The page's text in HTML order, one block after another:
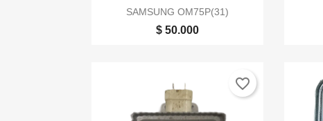
Vista rápida
SAMSUNG OM75P(31)
$ 50.000
favorite_border